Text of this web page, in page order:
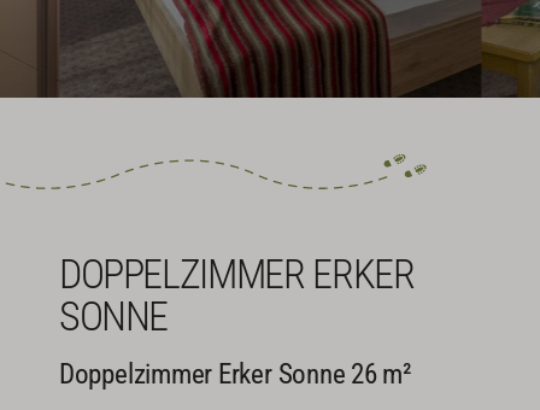
DOPPELZIMMER ERKER
SONNE
Doppelzimmer Erker Sonne 26 m²